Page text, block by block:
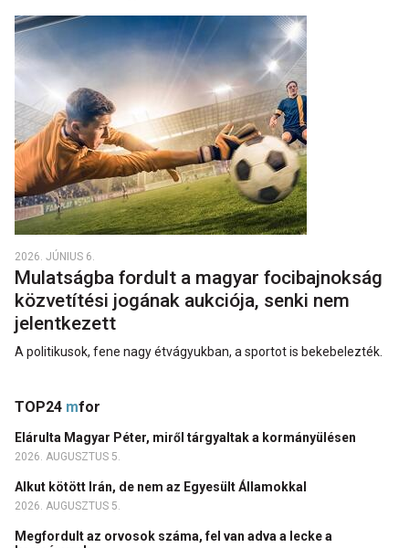
2026. JÚNIUS 6.
Mulatságba fordult a magyar focibajnokság
közvetítési jogának aukciója, senki nem
jelentkezett
A politikusok, fene nagy étvágyukban, a sportot is bekebelezték.
TOP24 mfor
Elárulta Magyar Péter, miről tárgyaltak a kormányülésen
2026. AUGUSZTUS 5.
Alkut kötött Irán, de nem az Egyesült Államokkal
2026. AUGUSZTUS 5.
Megfordult az orvosok száma, fel van adva a lecke a